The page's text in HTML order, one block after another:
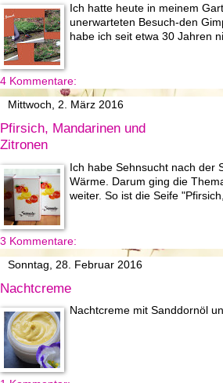
Ich hatte heute in meinem
unerwarteten Besuch-den
habe ich seit etwa 30 Jahren
4 Kommentare:
Mittwoch, 2. März 2016
Pfirsich, Mandarinen und
Zitronen
Ich habe Sehnsucht nach der
Wärme. Darum ging die
weiter. So ist die Seife
3 Kommentare:
Sonntag, 28. Februar 2016
Nachtcreme
Nachtcreme mit Sanddornöl